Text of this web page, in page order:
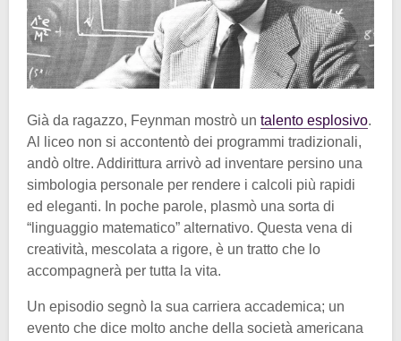
Già da ragazzo, Feynman mostrò un talento esplosivo.
Al liceo non si accontentò dei programmi tradizionali,
andò oltre. Addirittura arrivò ad inventare persino una
simbologia personale per rendere i calcoli più rapidi
ed eleganti. In poche parole, plasmò una sorta di
“linguaggio matematico” alternativo. Questa vena di
creatività, mescolata a rigore, è un tratto che lo
accompagnerà per tutta la vita.
Un episodio segnò la sua carriera accademica; un
evento che dice molto anche della società americana